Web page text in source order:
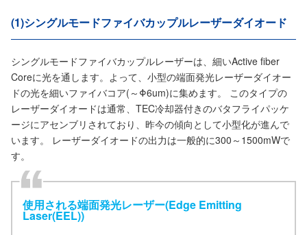
(1)シングルモードファイバカップルレーザーダイオード
シングルモードファイバカップルレーザーは、細いActive fiber
Coreに光を通します。よって、小型の端面発光レーザーダイオー
ドの光を細いファイバコア(～Φ6um)に集めます。 このタイプの
レーザーダイオードは通常、TEC冷却器付きのバタフライパッケ
ージにアセンブリされており、昨今の傾向として小型化が進んで
います。 レーザーダイオードの出力は一般的に300～1500mWで
す。
使用される端面発光レーザー(Edge Emitting
Laser(EEL))